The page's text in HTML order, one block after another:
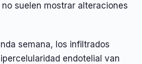
suelen mostrar alteraciones
semana, los infiltrados
endotelial van